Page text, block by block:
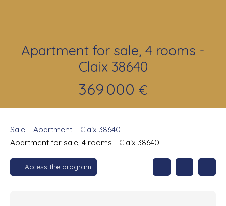
Apartment for sale, 4 rooms -
Claix 38640
369 000 €
Sale Apartment
Claix 38640
Apartment for sale, 4 rooms - Claix 38640
Access the program